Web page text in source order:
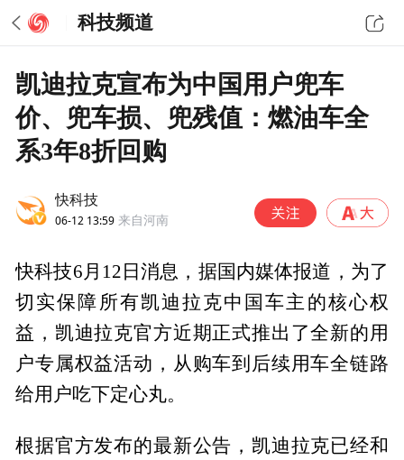
科技频道
凯迪拉克宣布为中国用户兜车
价、兜车损、兜残值：燃油车全
系3年8折回购
快科技
06-12 13:59 来自河南
快科技6月12日消息，据国内媒体报道，为了
切实保障所有凯迪拉克中国车主的核心权
益，凯迪拉克官方近期正式推出了全新的用
户专属权益活动，从购车到后续用车全链路
给用户吃下定心丸。
根据官方发布的最新公告，凯迪拉克已经和